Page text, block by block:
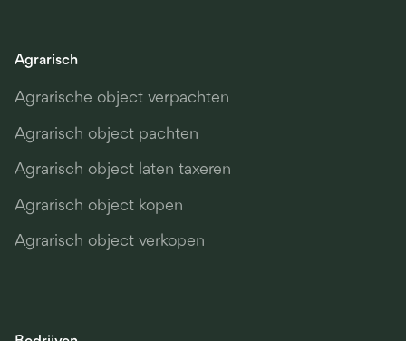
Agrarisch
Agrarische object verpachten
Agrarisch object pachten
Agrarisch object laten taxeren
Agrarisch object kopen
Agrarisch object verkopen